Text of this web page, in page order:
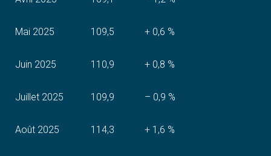
Mai 2025 109,5 + 0,6 %
Juin 2025 110,9 + 0,8 %
Juillet 2025 109,9 – 0,9 %
Août 2025 114,3 + 1,6 %